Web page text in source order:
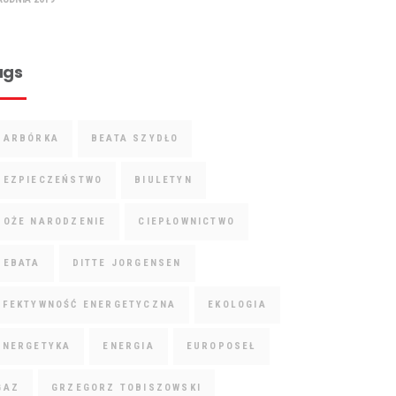
BEATA SZYDŁO
BIULETYN
NARODZENIE CIEPŁOWNICTWO
DITTE JORGENSEN
ENERGETYCZNA EKOLOGIA
ENERGIA EUROPOSEŁ
GRZEGORZ TOBISZOWSKI